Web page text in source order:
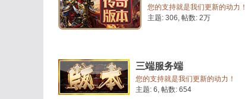
您的支持就是我们更新的动力！
主题: 306, 帖数: 2万
三端服务端
您的支持就是我们更新的动力！
主题: 6, 帖数: 654